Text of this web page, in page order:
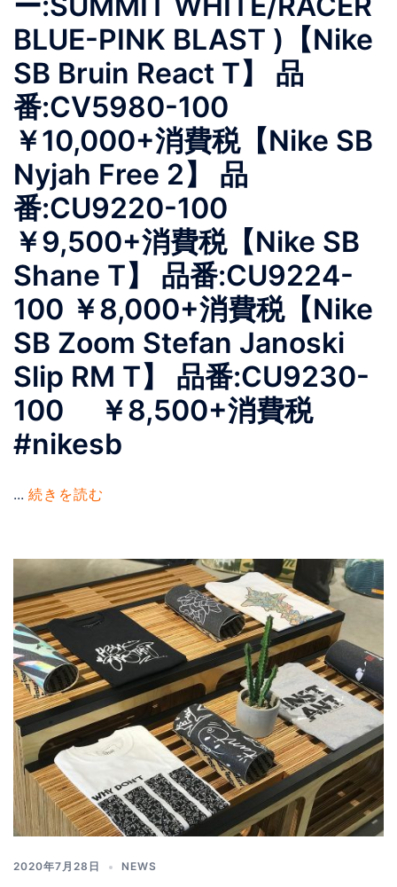
BLUE-PINK BLAST ) 【Nike
SB Bruin React T】 品
番:CV5980-100
￥10,000+消費税 【Nike SB
Nyjah Free 2】 品
番:CU9220-100
￥9,500+消費税 【Nike SB
Shane T】 品番:CU9224-
100 ￥8,000+消費税 【Nike
SB Zoom Stefan Janoski
Slip RM T】 品番:CU9230-
100 ￥8,500+消費税
#nikesb
... 続きを読む
2020年7月28日 NEWS